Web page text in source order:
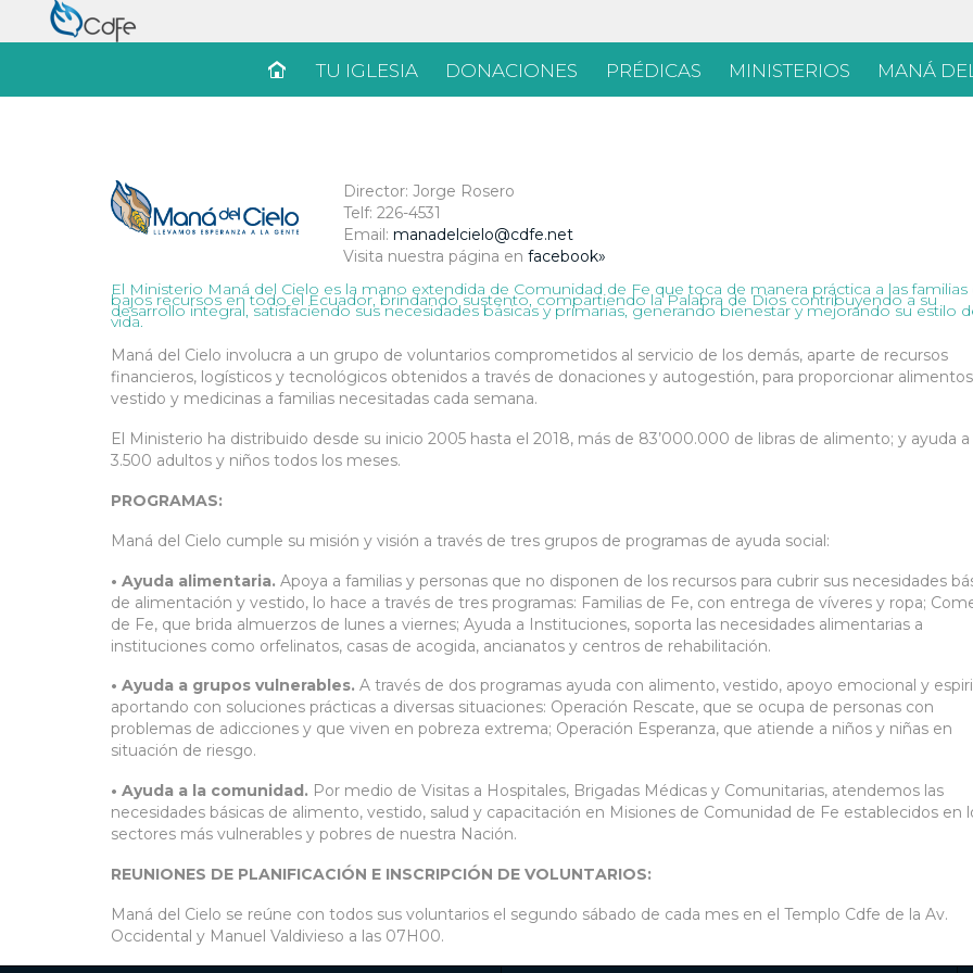
to
content
TU IGLESIA DONACIONES PRÉDICAS MINISTERIOS MANÁ
Director: Jorge Rosero
Telf: 226-4531
Email: manadelcielo@cdfe.net
Visita nuestra página en facebook»
El Ministerio Maná del Cielo es la mano extendida de Comunidad de Fe que toca de manera práctica a las familias
bajos recursos en todo el Ecuador, brindando sustento, compartiendo la Palabra de Dios contribuyendo a su
desarrollo integral, satisfaciendo sus necesidades básicas y primarias, generando bienestar y mejorando su estilo
vida.
Maná del Cielo involucra a un grupo de voluntarios comprometidos al servicio de los demás, aparte de recursos
financieros, logísticos y tecnológicos obtenidos a través de donaciones y autogestión, para proporcionar
vestido y medicinas a familias necesitadas cada semana.
El Ministerio ha distribuido desde su inicio 2005 hasta el 2018, más de 83’000.000 de libras de alimento; y ayuda a
3.500 adultos y niños todos los meses.
PROGRAMAS:
Maná del Cielo cumple su misión y visión a través de tres grupos de programas de ayuda social:
• Ayuda alimentaria. Apoya a familias y personas que no disponen de los recursos para cubrir sus necesidades
de alimentación y vestido, lo hace a través de tres programas: Familias de Fe, con entrega de víveres y ropa;
de Fe, que brida almuerzos de lunes a viernes; Ayuda a Instituciones, soporta las necesidades alimentarias a
instituciones como orfelinatos, casas de acogida, ancianatos y centros de rehabilitación.
• Ayuda a grupos vulnerables. A través de dos programas ayuda con alimento, vestido, apoyo emocional y
aportando con soluciones prácticas a diversas situaciones: Operación Rescate, que se ocupa de personas con
problemas de adicciones y que viven en pobreza extrema; Operación Esperanza, que atiende a niños y niñas en
situación de riesgo.
• Ayuda a la comunidad. Por medio de Visitas a Hospitales, Brigadas Médicas y Comunitarias, atendemos las
necesidades básicas de alimento, vestido, salud y capacitación en Misiones de Comunidad de Fe establecidos en
sectores más vulnerables y pobres de nuestra Nación.
REUNIONES DE PLANIFICACIÓN E INSCRIPCIÓN DE VOLUNTARIOS:
Maná del Cielo se reúne con todos sus voluntarios el segundo sábado de cada mes en el Templo Cdfe de la Av.
Occidental y Manuel Valdivieso a las 07H00.